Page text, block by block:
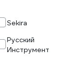
Sekira
Русский
Инструмент